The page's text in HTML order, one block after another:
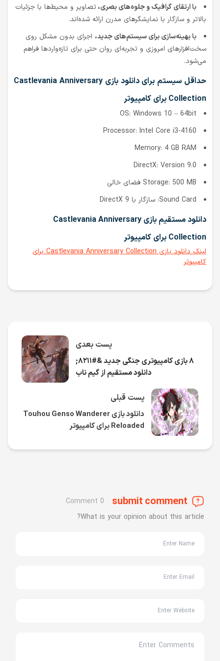
با ارتقای گرافیک و جلوه‌های بصری،تصاویر و محیط‌ها با جزئیات
بالاتر و سازگار با نمایشگرهای مدرن ارائه شده‌اند.
با بهینه‌سازی برای سیستم‌های جدید، اجرای بدون مشکل روی
سخت‌افزارهای امروزی و تجربه‌ای روان حتی برای تازه‌واردها فراهم
می‌شود.
حداقل سیستم برای دانلود بازی Castlevania Anniversary
Collection برای کامپیوتر
OS: Windows 10 – 64bit
Processor: Intel Core i3-4160
Memory: 4 GB RAM
DirectX: Version 9.0
Storage: 500 MB فضای خالی
Sound Card: سازگار با DirectX 9
دانلود مستقیم بازی Castlevania Anniversary
Collection برای کامپیوتر
لینک دانلود بازی Castlevania Anniversary Collection برای
کامپیوتر
پست قبلی
دانلود بازی Touhou Genso Wanderer
Reloaded برای کامپیوتر
پست بعدی
۸ بازی کامپیوتری جنگی جدید &#۸۲۱۱;
دانلود مستقیم از گیم ناب
submit comment
0 Comment
What is your opinion about this article?